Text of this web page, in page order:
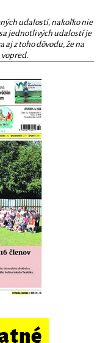
udalostí, nakoľko nie
jednotlivých udalostí je
aj z toho dôvodu, že na